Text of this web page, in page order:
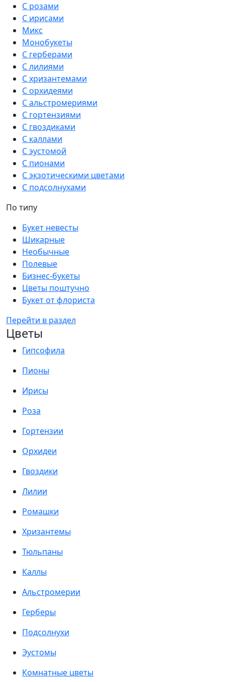
С розами
С ирисами
Микс
Монобукеты
С герберами
С лилиями
С хризантемами
С орхидеями
С альстромериями
С гортензиями
С гвоздиками
С каллами
С эустомой
С пионами
С экзотическими цветами
С подсолнухами
По типу
Букет невесты
Шикарные
Необычные
Полевые
Бизнес-букеты
Цветы поштучно
Букет от флориста
Перейти в раздел
Цветы
Гипсофила
Пионы
Ирисы
Роза
Гортензии
Орхидеи
Гвоздики
Лилии
Ромашки
Хризантемы
Тюльпаны
Каллы
Альстромерии
Герберы
Подсолнухи
Эустомы
Комнатные цветы